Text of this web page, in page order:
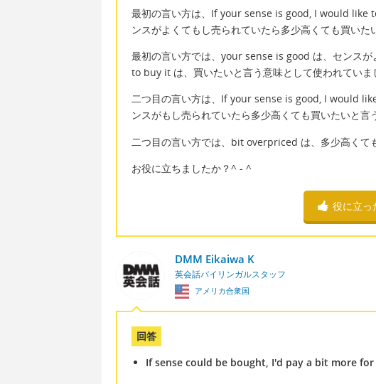
最初の言い方は、If your sense is good, I would
ンスがよくてもし売られていたら多少高くても買いた
最初の言い方では、your sense is good は、センス
to buy it は、買いたいと言う意味として使われていま
二つ目の言い方は、If your sense is good, I would
ンスがもし売られていたら多少高くても買いたいと言
二つ目の言い方では、bit overpriced は、多少高くて
お役に立ちましたか？^ - ^
役に立っ
DMM Eikaiwa K
英会話バイリンガルスタッフ
アメリカ合衆国
回答
If sense could be bought, I'd pay a bit more